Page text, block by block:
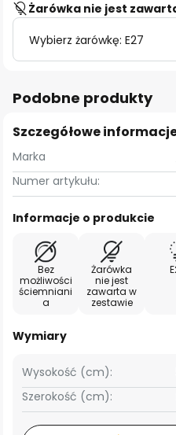
Żarówka nie jest
Wybierz żarówkę: E27
Podobne produkty
Szczegółowe
Marka
Numer artykułu:
Informacje o produkcie
Bez
możliwości
ściemniani
a
Żarówka
nie jest
zawarta w
zestawie
Wymiary
Szerokość (cm):
Wysokość (cm):